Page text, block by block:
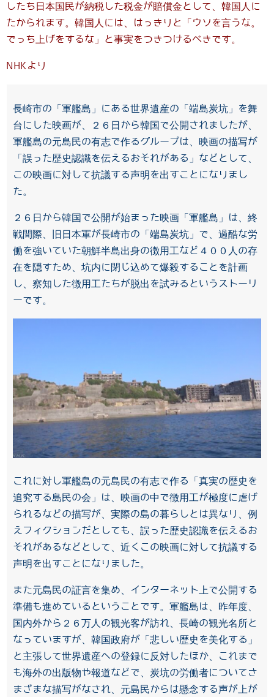
したち日本国民が納税した税金が賠償金として、韓国人に
たかられます。韓国人には、はっきりと「ウソを言うな。
でっち上げをするな」と事実をつきつけるべきです。
NHKより
長崎市の「軍艦島」にある世界遺産の「端島炭坑」を舞
台にした映画が、２６日から韓国で公開されましたが、
軍艦島の元島民の有志で作るグループは、映画の描写が
「誤った歴史認識を伝えるおそれがある」などとして、
この映画に対して抗議する声明を出すことになりまし
た。
２６日から韓国で公開が始まった映画「軍艦島」は、終
戦間際、旧日本軍が長崎市の「端島炭坑」で、過酷な労
働を強いていた朝鮮半島出身の徴用工など４００人の存
在を隠すため、坑内に閉じ込めて爆殺することを計画
し、察知した徴用工たちが脱出を試みるというストーリ
ーです。
これに対し軍艦島の元島民の有志で作る「真実の歴史を
追究する島民の会」は、映画の中で徴用工が極度に虐げ
られるなどの描写が、実際の島の暮らしとは異なり、例
えフィクションだとしても、誤った歴史認識を伝えるお
それがあるなどとして、近くこの映画に対して抗議する
声明を出すことになりました。
また元島民の証言を集め、インターネット上で公開する
準備も進めているということです。軍艦島は、昨年度、
国内外から２６万人の観光客が訪れ、長崎の観光名所と
なっていますが、韓国政府が「悲しい歴史を美化する」
と主張して世界遺産への登録に反対したほか、これまで
も海外の出版物や報道などで、炭坑の労働者についてさ
まざまな描写がなされ、元島民からは懸念する声が上が